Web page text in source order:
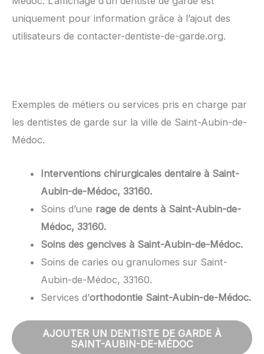
uniquement pour information grâce à l’ajout des
utilisateurs de contacter-dentiste-de-garde.org.
Exemples de métiers ou services pris en charge par
les dentistes de garde sur la ville de Saint-Aubin-de-
Médoc.
Interventions chirurgicales dentaire à Saint-
Aubin-de-Médoc, 33160.
Soins d’une rage de dents à Saint-Aubin-de-
Médoc, 33160.
Soins des gencives à Saint-Aubin-de-Médoc.
Soins de caries ou granulomes sur Saint-
Aubin-de-Médoc, 33160.
Services d’orthodontie Saint-Aubin-de-Médoc.
AJOUTER UN DENTISTE DE GARDE À
SAINT-AUBIN-DE-MÉDOC